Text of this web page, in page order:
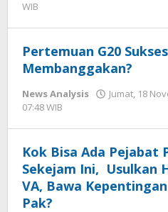
WIB
Pertemuan G20
Membanggakan?
News Analysis
Jumat, 18
07:48 WIB
Kok Bisa Ada Pejabat
Sekejam Ini, Usulkan
VA, Bawa
Pak?